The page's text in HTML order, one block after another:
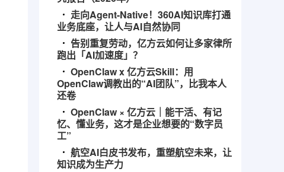
走向Agent-Native！360AI知识库打通
业务底座，让人与AI自然协同
告别重复劳动，亿方云如何让多家律所
跑出「AI加速度」？
OpenClaw x 亿方云Skill：用
OpenClaw调教出的“AI团队”，比我本人
还卷
OpenClaw × 亿方云｜能干活、有记
忆、懂业务，这才是企业想要的“数字员
工”
航空AI白皮书发布，重塑航空未来，让
知识成为生产力